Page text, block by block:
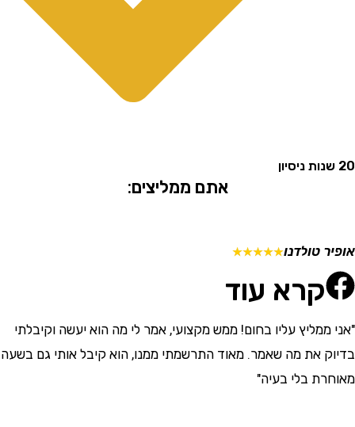
אתם ממליצים:
טולדנו☆
☆
☆
☆
☆
קרא עוד
עליו בחום! ממש מקצועי, אמר לי מה הוא יעשה וקיבלתי
את מה שאמר. מאוד התרשמתי ממנו, הוא קיבל אותי גם בשעה
בלי בעיה"